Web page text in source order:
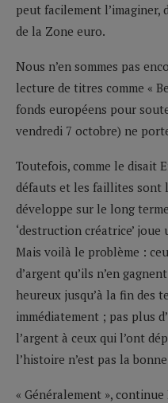
peut facilement
de la Zone euro.
Nous n’en sommes pas
lecture de titres comme «
fonds européens pour
vendredi 7 octobre) ne
Toutefois, comme le disait
défauts et les faillites sont
développe sur le long
‘destruction créatrice’
Mais voilà le problème :
d’argent qu’ils n’en
heureux jusqu’à la fin des
immédiatement ; pas plus
l’argent à ceux qui l’ont
l’histoire n’est pas la
« Généralement »,